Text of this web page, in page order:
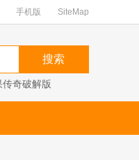
手机版 SiteMap
传奇破解版